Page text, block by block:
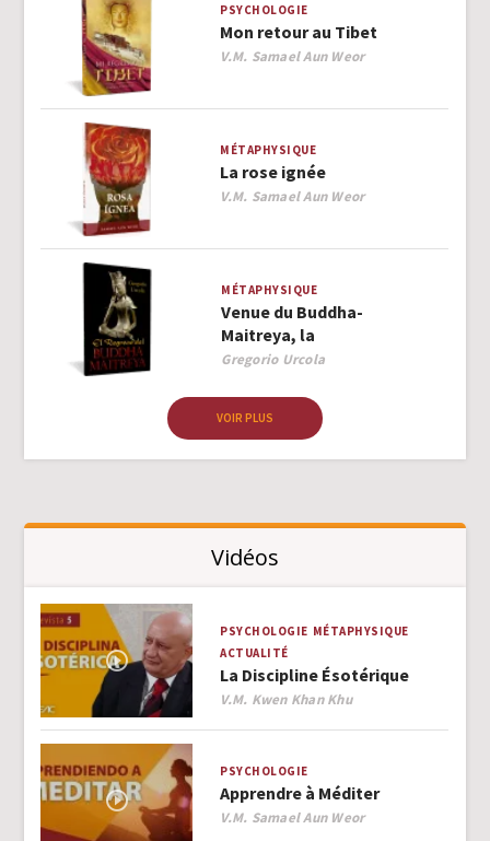
PSYCHOLOGIE
Mon retour au Tibet
Author
V.M. Samael Aun Weor
MÉTAPHYSIQUE
La rose ignée
Author
V.M. Samael Aun Weor
MÉTAPHYSIQUE
Venue du Buddha-
Maitreya, la
Author
Gregorio Urcola
VOIR PLUS
Vidéos
PSYCHOLOGIE MÉTAPHYSIQUE
ACTUALITÉ
La Discipline Ésotérique
Author
V.M. Kwen Khan Khu
PSYCHOLOGIE
Apprendre à Méditer
Author
V.M. Samael Aun Weor